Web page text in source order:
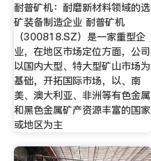
耐普矿机：耐磨新材料领域的选
矿装备制造企业 耐普矿机
（300818.SZ）是一家重型企
业，在地区市场定位方面，公司
以国内大型、特大型矿山市场为
基础，开拓国际市场，以、南
美、澳大利亚、非洲等有色金属
和黑色金属矿产资源丰富的国家
或地区为主